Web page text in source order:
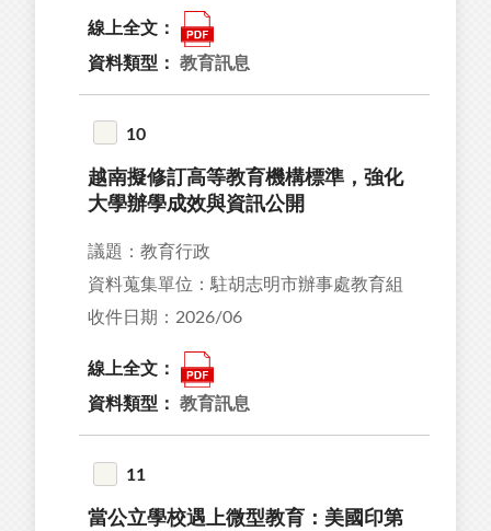
線上全文：
資料類型： 教育訊息
10
越南擬修訂高等教育機構標準，強化
大學辦學成效與資訊公開
議題：教育行政
資料蒐集單位：駐胡志明市辦事處教育組
收件日期：2026/06
線上全文：
資料類型： 教育訊息
11
當公立學校遇上微型教育：美國印第